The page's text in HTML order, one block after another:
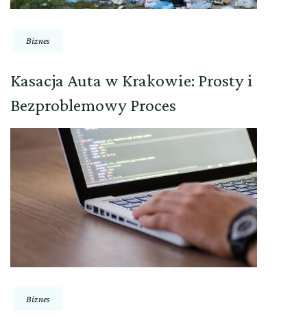
Biznes
Kasacja Auta w Krakowie: Prosty i
Bezproblemowy Proces
Biznes